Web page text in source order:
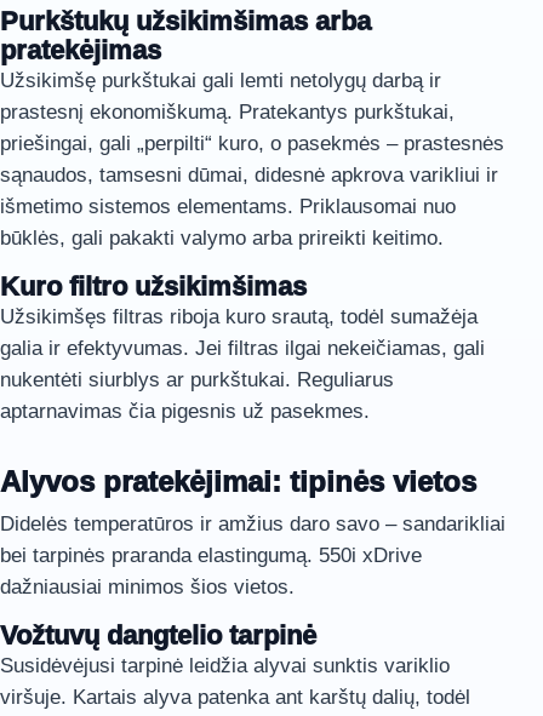
Purkštukų užsikimšimas arba
pratekėjimas
Užsikimšę purkštukai gali lemti netolygų darbą ir
prastesnį ekonomiškumą. Pratekantys purkštukai,
priešingai, gali „perpilti“ kuro, o pasekmės – prastesnės
sąnaudos, tamsesni dūmai, didesnė apkrova varikliui ir
išmetimo sistemos elementams. Priklausomai nuo
būklės, gali pakakti valymo arba prireikti keitimo.
Kuro filtro užsikimšimas
Užsikimšęs filtras riboja kuro srautą, todėl sumažėja
galia ir efektyvumas. Jei filtras ilgai nekeičiamas, gali
nukentėti siurblys ar purkštukai. Reguliarus
aptarnavimas čia pigesnis už pasekmes.
Alyvos pratekėjimai: tipinės vietos
Didelės temperatūros ir amžius daro savo – sandarikliai
bei tarpinės praranda elastingumą. 550i xDrive
dažniausiai minimos šios vietos.
Vožtuvų dangtelio tarpinė
Susidėvėjusi tarpinė leidžia alyvai sunktis variklio
viršuje. Kartais alyva patenka ant karštų dalių, todėl